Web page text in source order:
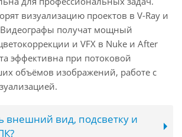
визуализацию проектов в V-Ray и
Видеографы получат мощный
и VFX в Nuke и After
эффективна при потоковой
объёмов изображений, работе с
внешний вид, подсветку и